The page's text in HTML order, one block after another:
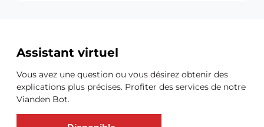
Ressources
supplémentaires
Assistant virtuel
Vous avez une question ou vous désirez obtenir des
explications plus précises. Profiter des services de notre
Vianden Bot.